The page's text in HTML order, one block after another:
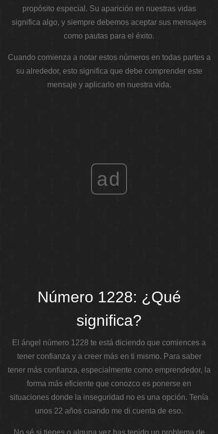
propósito especial. Su aparición en nuestras vidas
significa algo, y siempre debemos aceptar sus mensajes
como pautas para el éxito.
Cuando comienza a notar estos números en todas partes a
su alrededor, esto significa que debe comprender este
mensaje y aplicarlo en nuestra vida.
ad
Número 1228: ¿Qué
significa?
El ángel número 1228 te está diciendo que comiences a
tener confianza y a creer más en ti mismo. Para saber
tener más confianza, especialmente como emprendedor, la
forma más eficiente que conozco es ponerse en
situaciones donde la inseguridad no es una opción. Tenía
unos 22 años cuando me di cuenta de eso.